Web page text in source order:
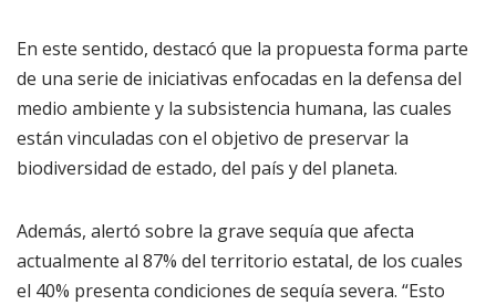
En este sentido, destacó que la propuesta forma parte
de una serie de iniciativas enfocadas en la defensa del
medio ambiente y la subsistencia humana, las cuales
están vinculadas con el objetivo de preservar la
biodiversidad de estado, del país y del planeta.
Además, alertó sobre la grave sequía que afecta
actualmente al 87% del territorio estatal, de los cuales
el 40% presenta condiciones de sequía severa. “Esto